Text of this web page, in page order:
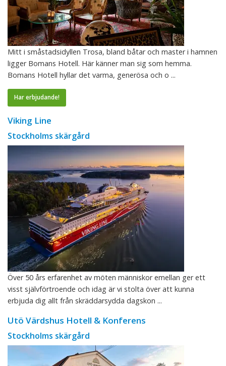
Mitt i småstadsidyllen Trosa, bland båtar och master i hamnen
ligger Bomans Hotell. Här känner man sig som hemma.
Bomans Hotell hyllar det varma, generösa och o ...
Har erbjudande!
Viking Line
Stockholms skärgård
Över 50 års erfarenhet av möten människor emellan ger ett
visst självförtroende och idag är vi stolta över att kunna
erbjuda dig allt från skräddarsydda dagskon ...
Utö Värdshus Hotell & Konferens
Stockholms skärgård